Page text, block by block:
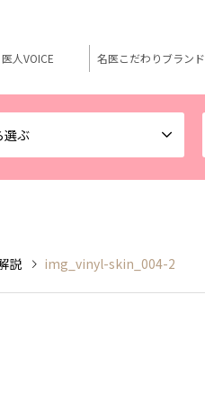
選ぶ
医人VOICE 名医こだわりブランド
説 img_vinyl-skin_004-2